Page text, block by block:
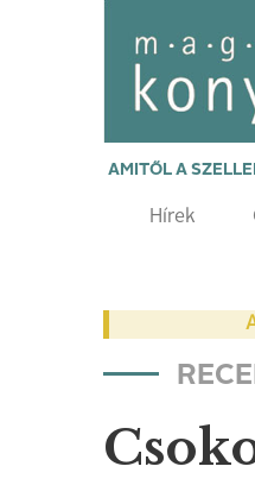
AMITŐL A
Hírek